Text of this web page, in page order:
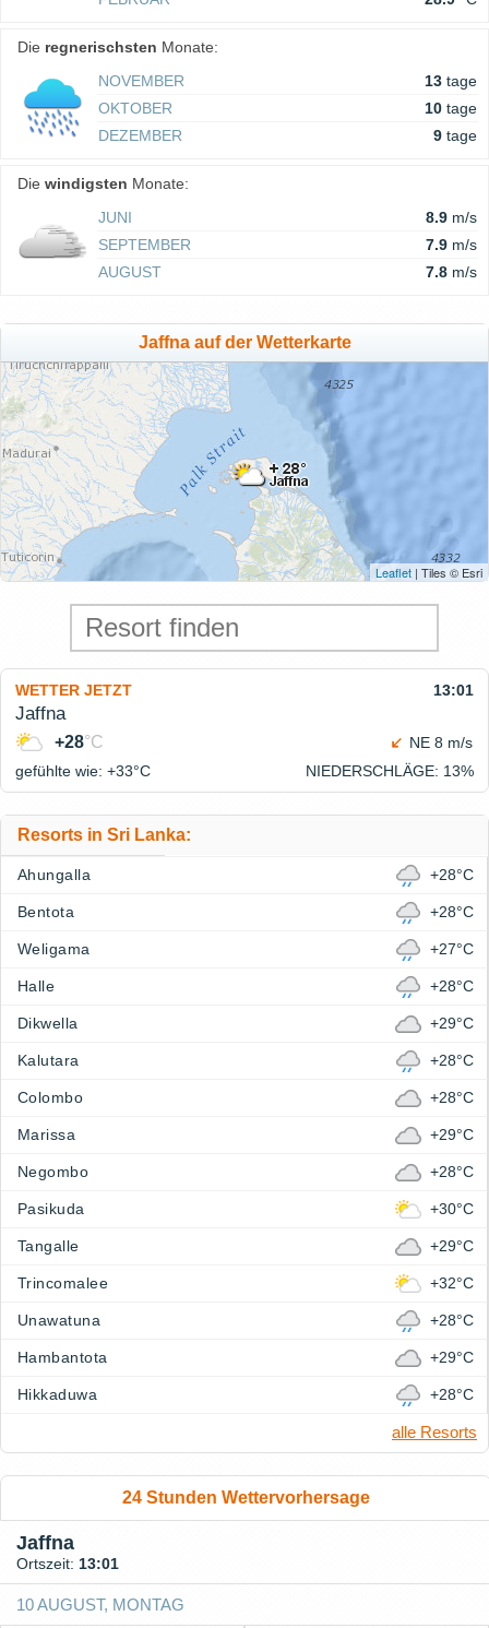
Die regnerischsten Monate:
NOVEMBER
13 tage
OKTOBER
10 tage
DEZEMBER
9 tage
Die windigsten Monate:
JUNI
8.9 m/s
SEPTEMBER
7.9 m/s
AUGUST
7.8 m/s
Jaffna auf der Wetterkarte
Leaflet | Tiles © Esri
WETTER JETZT 13:01
Jaffna
+28°C
NE 8 m/s
gefühlte wie: +33°C NIEDERSCHLÄGE: 13%
Resorts in Sri Lanka:
Ahungalla +28°C
Bentota +28°C
Weligama +27°C
Halle +28°C
Dikwella +29°C
Kalutara +28°C
Colombo +28°C
Marissa +29°C
Negombo +28°C
Pasikuda +30°C
Tangalle +29°C
Trincomalee +32°C
Unawatuna +28°C
Hambantota +29°C
Hikkaduwa +28°C
alle Resorts
24 Stunden Wettervorhersage
Jaffna
Ortszeit: 13:01
10 AUGUST, MONTAG